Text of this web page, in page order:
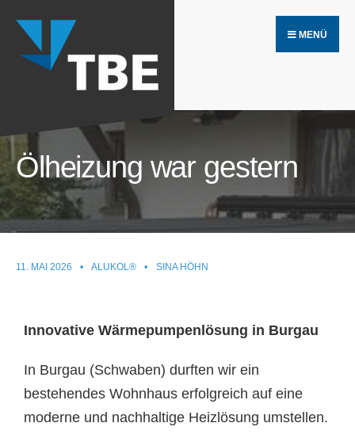
MENÜ
Ölheizung war gestern
11. MAI 2026 • ALUKOL® • SINA HÖHN
Innovative Wärmepumpenlösung in Burgau
In Burgau (Schwaben) durften wir ein
bestehendes Wohnhaus erfolgreich auf eine
moderne und nachhaltige Heizlösung umstellen.